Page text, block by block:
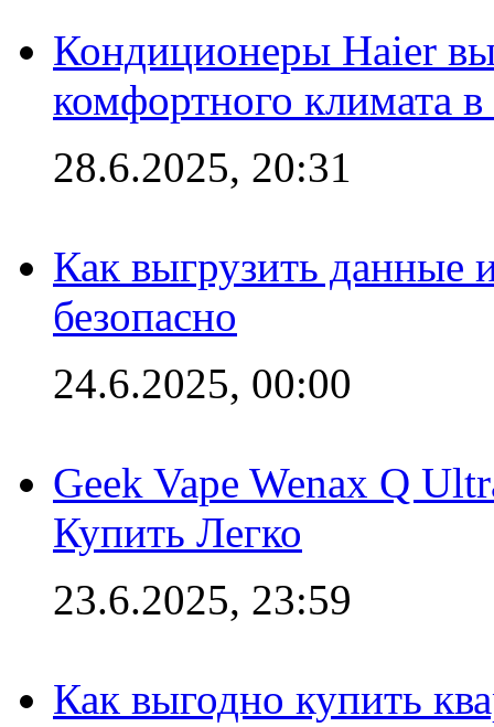
Кондиционеры Haier
комфортного климата
28.6.2025, 20:31
Как выгрузить данные
безопасно
24.6.2025, 00:00
Geek Vape Wenax Q
Купить Легко
23.6.2025, 23:59
Как выгодно купить